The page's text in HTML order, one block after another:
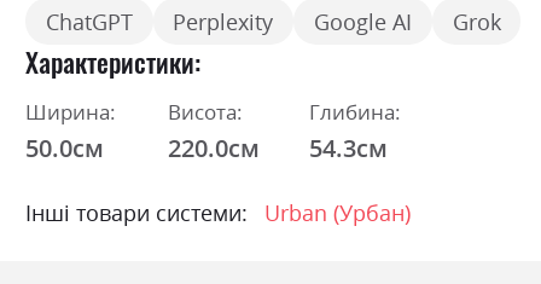
ChatGPT Perplexity Google AI Grok
Характеристики
Ширина:
50.0см
Висота:
220.0см
Глибина:
54.3см
Інші товари системи: Urban (Урбан)